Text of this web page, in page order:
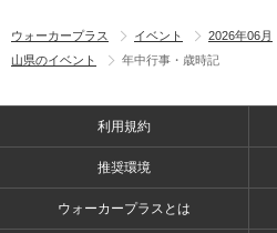
ウォーカープラス イベント 2026年06月
山県のイベント
年中行事・歳時記
利用規約
推奨環境
ウォーカープラスとは